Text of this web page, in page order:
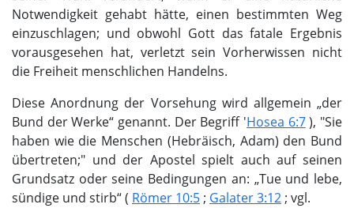
Notwendigkeit gehabt hätte, einen bestimmten Weg
einzuschlagen; und obwohl Gott das fatale Ergebnis
vorausgesehen hat, verletzt sein Vorherwissen nicht
die Freiheit menschlichen Handelns.
Diese Anordnung der Vorsehung wird allgemein „der
Bund der Werke“ genannt. Der Begriff 'Hosea 6:7), "Sie
haben wie die Menschen (Hebräisch, Adam) den Bund
übertreten;" und der Apostel spielt auch auf seinen
Grundsatz oder seine Bedingungen an: „Tue und lebe,
sündige und stirb“ ( Römer 10:5 ; Galater 3:12 ; vgl.